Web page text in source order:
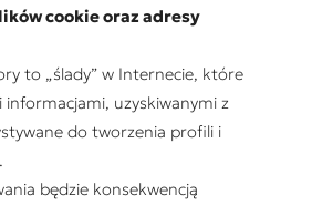
cookie oraz adresy
to „ślady” w Internecie, które
informacjami, uzyskiwanymi z
do tworzenia profili i
będzie konsekwencją